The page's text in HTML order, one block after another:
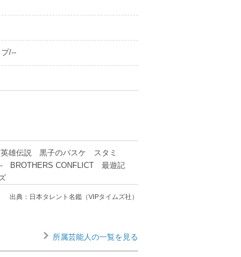
/--
雄伝説 黒子のバスケ スタミ
BROTHERS CONFLICT 最遊記
出典：日本タレント名鑑（VIPタイムズ社）
所属芸能人の一覧を見る